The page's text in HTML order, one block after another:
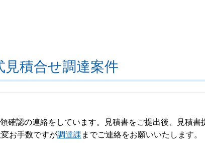
積合せ調達案件
認の連絡をしています。見積書をご提出後、見積書
お手数ですが調達課 までご連絡をお願いいたします。